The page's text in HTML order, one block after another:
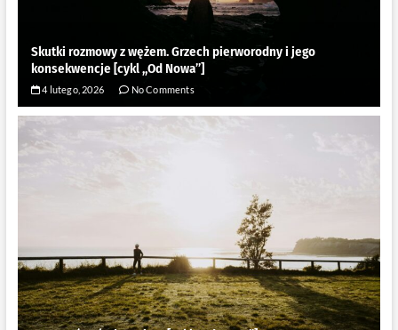
Skutki rozmowy z wężem. Grzech pierworodny i jego
konsekwencje [cykl ,,Od Nowa”]
4 lutego, 2026 No Comments